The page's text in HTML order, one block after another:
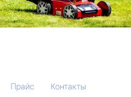
Прайс Контакты